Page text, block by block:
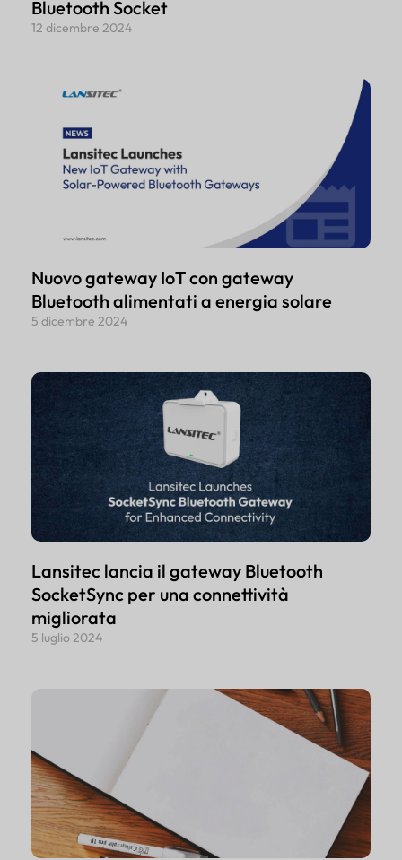
Bluetooth Socket
12 dicembre 2024
Nuovo gateway IoT con gateway
Bluetooth alimentati a energia solare
5 dicembre 2024
Lansitec lancia il gateway Bluetooth
SocketSync per una connettività
migliorata
5 luglio 2024